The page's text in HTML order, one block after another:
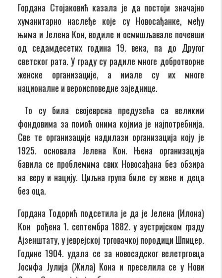
Гордана Стојаковић казала је да постоји значајно
хуманитарно наслеђе које су Новосађанке, међу
њима и Јелена Кон, водиле и осмишљавале почевши
од седамдесетих година 19. века, па до Другог
светског рата. У граду су радиле многе добротворне
женске организације, а имале су их многе
националне и вероисповедне заједнице.
То су била својеврсна предузећа са великим
фондовима за помоћ онима којима је најпотребнија.
Све те организације надилази организација коју је
1925. основала Јелена Кон. Њена организација
бавила се проблемима свих Новосађана без обзира
на веру и нацију. Циљна група биле су жене и деца
без оца.
Гордана Тодорић подсетила је да је Јелена (Илона)
Кон рођена 1. септембра 1882. у аустријском граду
Ајзенштату, у јеврејској трговачкој породици Шпицер.
Године 1904. удала се за новосадског велетрговца
Јосифа Јулија (Жила) Кона и преселила се у Нови